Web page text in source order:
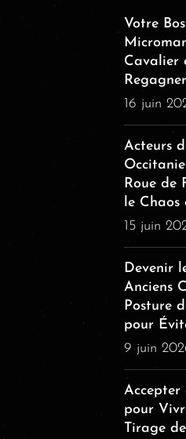
Votre
Cavalier
16 juin
Acteurs
Roue de
le Chaos
15 juin
Devenir
Anciens
Posture
pour
9 juin
Accepter
pour
Tirage